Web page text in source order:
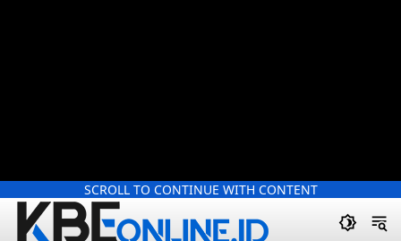
SCROLL TO CONTINUE WITH CONTENT